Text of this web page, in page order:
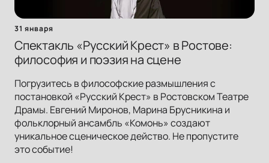
31 января
Спектакль «Русский Крест» в Ростове:
философия и поэзия на сцене
Погрузитесь в философские размышления с
постановкой «Русский Крест» в Ростовском Театре
Драмы. Евгений Миронов, Марина Брусникина и
фольклорный ансамбль «Комонь» создают
уникальное сценическое действо. Не пропустите
это событие!